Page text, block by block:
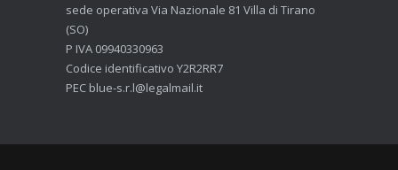
sede operativa Via Nazionale 81 Villa di Tirano
(SO)
P IVA 09940330963
Codice identificativo Y2R2RR7
PEC blue-s.r.l@legalmail.it